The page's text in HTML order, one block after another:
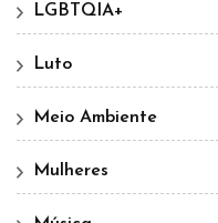
LGBTQIA+
Luto
Meio Ambiente
Mulheres